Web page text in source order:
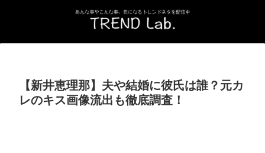
【新井恵理那】夫や結婚に彼氏は誰？元カ
レのキス画像流出も徹底調査！